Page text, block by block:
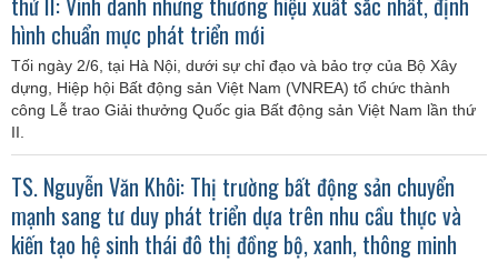
hình chuẩn mực phát triển mới
Tối ngày 2/6, tại Hà Nội, dưới sự chỉ đạo và bảo trợ của Bộ Xây
dựng, Hiệp hội Bất động sản Việt Nam (VNREA) tổ chức thành
công Lễ trao Giải thưởng Quốc gia Bất động sản Việt Nam lần thứ
II.
TS. Nguyễn Văn Khôi: Thị trường bất động sản chuyển
mạnh sang tư duy phát triển dựa trên nhu cầu thực và
kiến tạo hệ sinh thái đô thị đồng bộ, xanh, thông minh